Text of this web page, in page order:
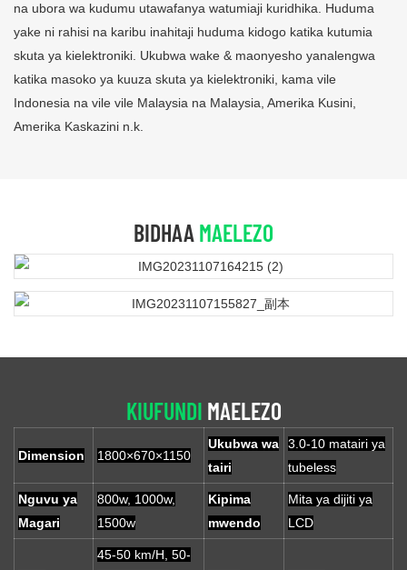
na ubora wa kudumu utawafanya watumiaji kuridhika. Huduma
yake ni rahisi na karibu inahitaji huduma kidogo katika kutumia
skuta ya kielektroniki. Ukubwa wake & maonyesho yanalengwa
katika masoko ya kuuza skuta ya kielektroniki, kama vile
Indonesia na vile vile Malaysia na Malaysia, Amerika Kusini,
Amerika Kaskazini n.k.
BIDHAA MAELEZO
KIUFUNDI MAELEZO
Dimension 1800×670×1150
Ukubwa wa
tairi
3.0-10 matairi ya
tubeless
Nguvu ya
Magari
800w, 1000w,
1500w
Kipima
mwendo
Mita ya dijiti ya
LCD
45-50 km/H, 50-